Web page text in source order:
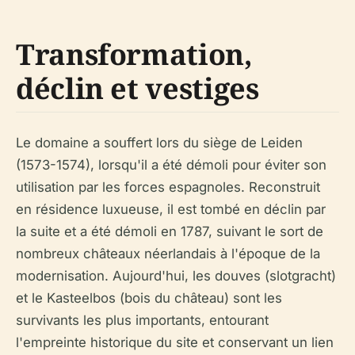
Transformation,
déclin et vestiges
Le domaine a souffert lors du siège de Leiden
(1573-1574), lorsqu'il a été démoli pour éviter son
utilisation par les forces espagnoles. Reconstruit
en résidence luxueuse, il est tombé en déclin par
la suite et a été démoli en 1787, suivant le sort de
nombreux châteaux néerlandais à l'époque de la
modernisation. Aujourd'hui, les douves (slotgracht)
et le Kasteelbos (bois du château) sont les
survivants les plus importants, entourant
l'empreinte historique du site et conservant un lien